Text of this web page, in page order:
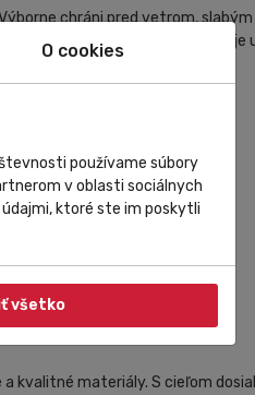
chráni pred vetrom,
zadného vrecka cyklo dresu. Svoje
kvalitné materiály. S cieľom
O cookies
používame súbory
v oblasti sociálnych
ktoré ste im poskytli
všetko